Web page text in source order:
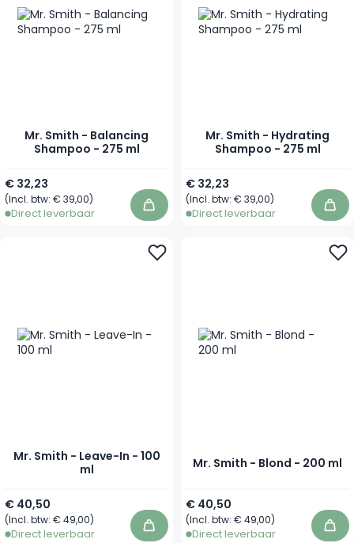
Mr. Smith - Balancing
Shampoo - 275 ml
€ 32,23
(Incl. btw: € 39,00)
Direct leverbaar In winkelwagen
Mr. Smith - Hydrating
Shampoo - 275 ml
€ 32,23
(Incl. btw: € 39,00)
Direct leverbaar In
Mr. Smith - Leave-In - 100
ml
€ 40,50
(Incl. btw: € 49,00)
Direct leverbaar In winkelwagen
Mr. Smith - Blond - 200 ml
€ 40,50
(Incl. btw: € 49,00)
Direct leverbaar In